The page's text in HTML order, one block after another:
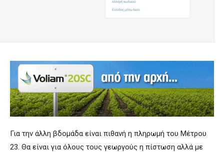
Για την άλλη βδομάδα είναι πιθανή η πληρωμή του Μέτρου
23. Θα είναι για όλους τους γεωργούς η πίστωση αλλά με